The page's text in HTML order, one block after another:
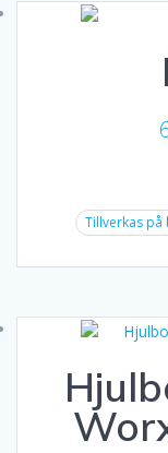
Tillverkas på